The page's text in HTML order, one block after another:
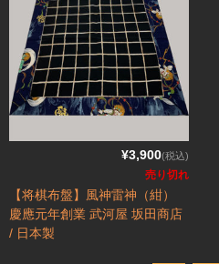
¥3,900(税込)
売り切れ
【将棋布盤】風神雷神（紺）
慶應元年創業 武河屋 坂田商店
/ 日本製